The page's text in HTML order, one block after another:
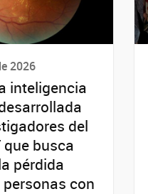
2026
inteligencia
del
que busca
pérdida
con